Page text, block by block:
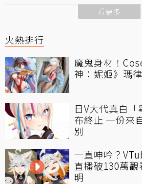
看更多
火熱排行
魔鬼身材！
神：妮姬》瑪
日V大代真白
布終止 一份來
別
一直呻吟？
直播破130萬
明